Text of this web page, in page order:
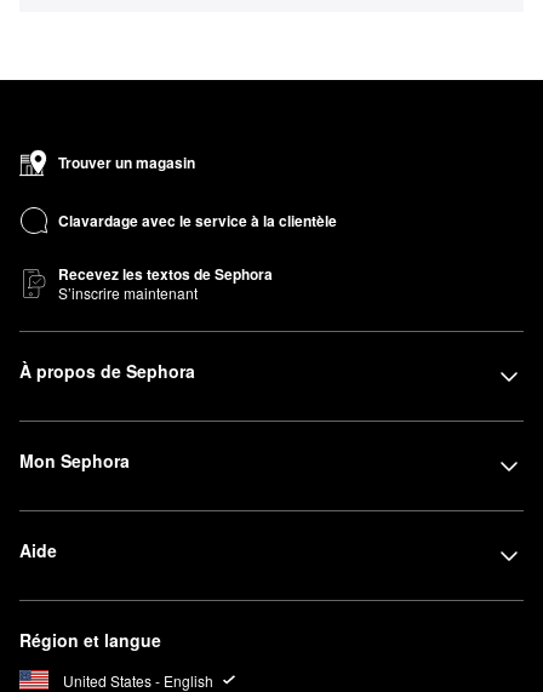
Trouver un magasin
Clavardage avec le service à la clientèle
Recevez les textos de Sephora
S’inscrire maintenant
À propos de Sephora
Mon Sephora
Aide
Région et langue
United States - English